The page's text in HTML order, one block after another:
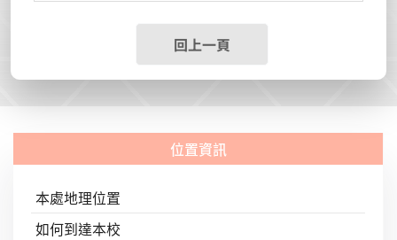
回上一頁
本處地理位置
如何到達本校